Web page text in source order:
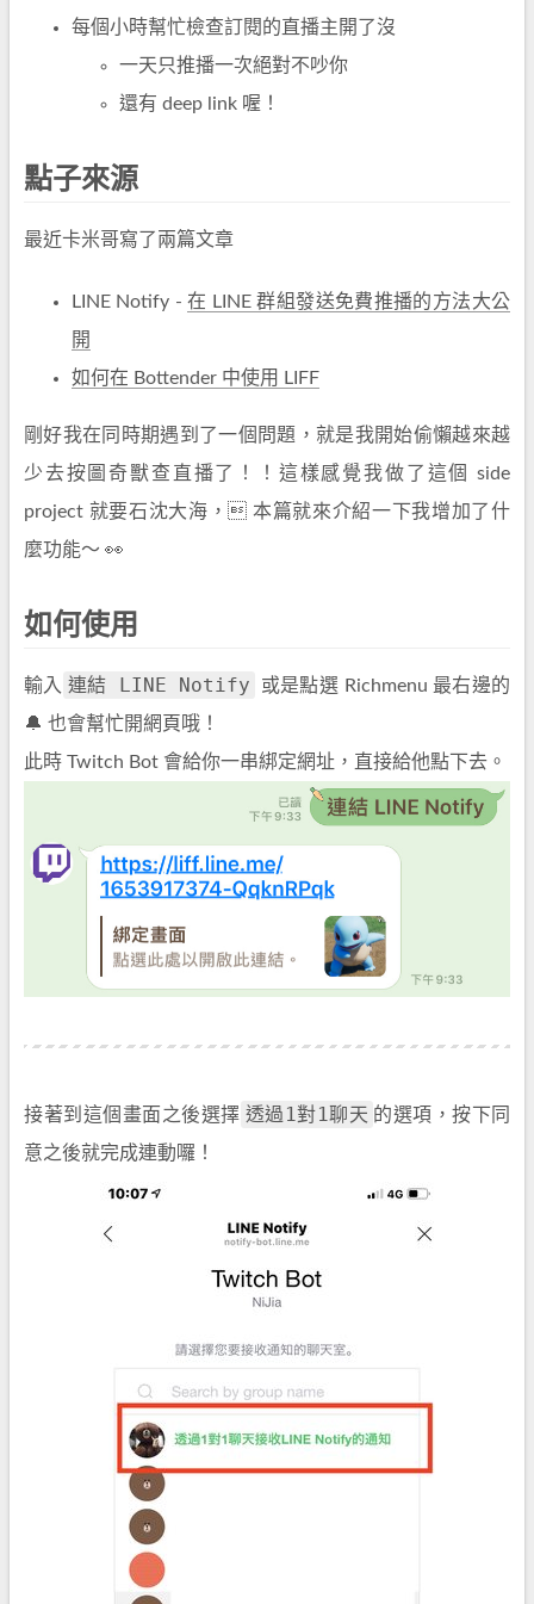
每個小時幫忙檢查訂閱的直播主開了沒
一天只推播一次絕對不吵你
還有 deep link 喔！
點子來源
最近卡米哥寫了兩篇文章
LINE Notify -在 LINE 群組發送免費推播的方法大公
開
如何在 Bottender 中使用 LIFF
剛好我在同時期遇到了一個問題，就是我開始偷懶越來越
少去按圖奇獸查直播了！！這樣感覺我做了這個 side
project 就要石沈大海， 本篇就來介紹一下我增加了什
麼功能～ 👀
如何使用
輸入 連結 LINE Notify
或是點選 Richmenu 最右邊的
🔔 也會幫忙開網頁哦！
此時 Twitch Bot 會給你一串綁定網址，直接給他點下去。
接著到這個畫面之後選擇 透過1對1聊天 的選項，按下同
意之後就完成連動囉！